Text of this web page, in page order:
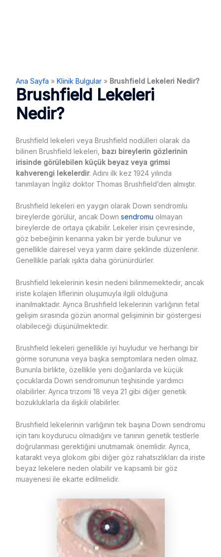
Ana Sayfa » Klinik Bulgular» Brushfield Lekeleri Nedir?
Brushfield Lekeleri
Nedir?
Brushfield lekeleri veya Brushfield nodülleri olarak da
bilinen Brushfield lekeleri, bazı bireylerin gözlerinin
irisinde görülebilen küçük beyaz veya grimsi
kahverengi lekelerdir. Adını ilk kez 1924 yılında
tanımlayan İngiliz doktor Thomas Brushfield’den almıştır.
Brushfield lekeleri en yaygın olarak Down sendromlu
bireylerde görülür, ancak Down sendromu olmayan
bireylerde de ortaya çıkabilir. Lekeler irisin çevresinde,
göz bebeğinin kenarına yakın bir yerde bulunur ve
genellikle dairesel veya yarım daire şeklinde düzenlenir.
Genellikle parlak ışıkta daha görünürdürler.
Brushfield lekelerinin kesin nedeni bilinmemektedir, ancak
iriste kolajen liflerinin oluşumuyla ilgili olduğuna
inanılmaktadır. Ayrıca Brushfield lekelerinin varlığının fetal
gelişim sırasında gözün anormal gelişiminin bir göstergesi
olabileceği düşünülmektedir.
Brushfield lekeleri genellikle iyi huyludur ve herhangi bir
görme sorununa veya başka semptomlara neden olmaz.
Bununla birlikte, özellikle yeni doğanlarda ve küçük
çocuklarda Down sendromunun teşhisinde yardımcı
olabilirler. Ayrıca trizomi 18 veya 21 gibi diğer genetik
bozukluklarla da ilişkili olabilirler.
Brushfield lekelerinin varlığının tek başına Down sendromu
için tanı koydurucu olmadığını ve tanının genetik testlerle
doğrulanması gerektiğini unutmamak önemlidir. Ayrıca,
katarakt veya glokom gibi diğer göz rahatsızlıkları da iriste
beyaz lekelere neden olabilir ve kapsamlı bir göz
muayenesi ile ekarte edilmelidir.